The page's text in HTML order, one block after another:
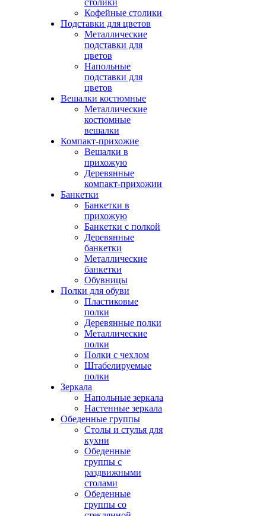
столики
Кофейные столики
Подставки для цветов
Металлические
подставки для
цветов
Напольные
подставки для
цветов
Вешалки костюмные
Металлические
костюмные
вешалки
Компакт-прихожие
Вешалки в
прихожую
Деревянные
компакт-прихожии
Банкетки
Банкетки в
прихожую
Банкетки с полкой
Деревянные
банкетки
Металлические
банкетки
Обувницы
Полки для обуви
Пластиковые
полки
Деревянные полки
Металлические
полки
Полки с чехлом
Штабелируемые
полки
Зеркала
Напольные зеркала
Настенные зеркала
Обеденные группы
Столы и стулья для
кухни
Обеденные
группы с
раздвижными
столами
Обеденные
группы со